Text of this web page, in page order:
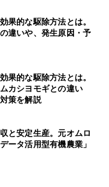
果的な駆除方法とは。
違いや、発生原因・予
果的な駆除方法とは。
カシヨモギとの違い
策を解説
と安定生産。元オムロ
ータ活用型有機農業」